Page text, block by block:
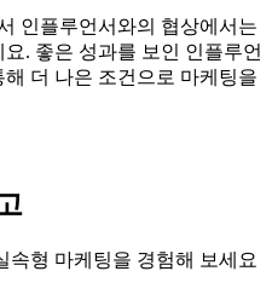
인플루언서와의 협상에서는
. 좋은 성과를 보인 인플루언
더 나은 조건으로 마케팅을
속형 마케팅을 경험해 보세요